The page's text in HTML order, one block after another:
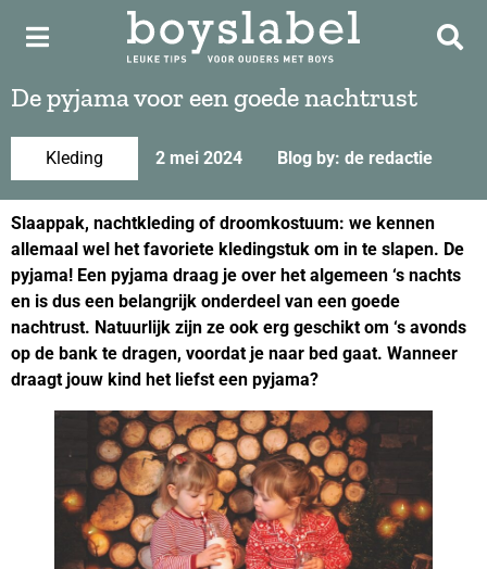
De pyjama voor een goede nachtrust
Kleding 2 mei 2024 Blog by: de redactie
Slaappak, nachtkleding of droomkostuum: we kennen
allemaal wel het favoriete kledingstuk om in te slapen. De
pyjama! Een pyjama draag je over het algemeen ‘s nachts
en is dus een belangrijk onderdeel van een goede
nachtrust. Natuurlijk zijn ze ook erg geschikt om ‘s avonds
op de bank te dragen, voordat je naar bed gaat. Wanneer
draagt jouw kind het liefst een pyjama?